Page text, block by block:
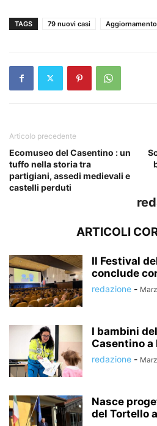
TAGS 79 nuovi casi Aggiornamento
Articolo precedente
Ecomuseo del Casentino : un
tuffo nella storia tra
partigiani, assedi medievali e
castelli perduti
ARTICOLI
Il Festival
conclude
redazione -
I bambini
Casentino a
redazione -
Nasce
del Tortello